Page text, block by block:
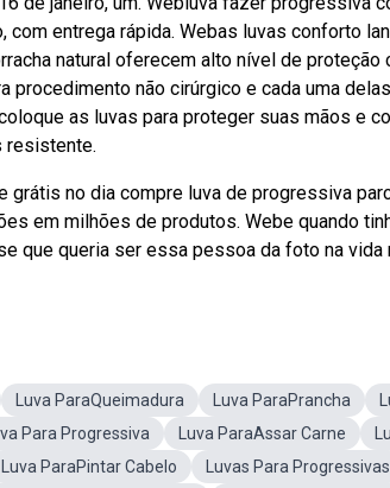
com entrega rápida. Webas luvas conforto
natural oferecem alto nível de
procedimento não cirúrgico e cada uma
as luvas para proteger suas mãos e
resistente.
grátis no dia compre luva de progressiva
em milhões de produtos. Webe quando
que queria ser essa pessoa da foto na vida
Luva ParaQueimadura Luva ParaPrancha
Para Progressiva Luva ParaAssar Carne
Luva ParaPintar Cabelo Luvas Para Progressivas